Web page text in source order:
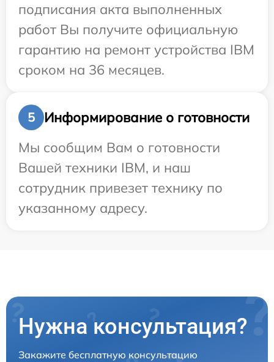
подписания акта выполненных
работ Вы получите официальную
гарантию на ремонт устройства IBM
сроком на 36 месяцев.
5
Информирование о готовности
Мы сообщим Вам о готовности
Вашей техники IBM, и наш
сотрудник привезет технику по
указанному адресу.
Нужна консультация?
Закажите бесплатную консультацию